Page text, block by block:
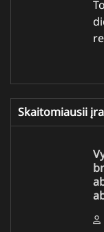
Skaitomiausii